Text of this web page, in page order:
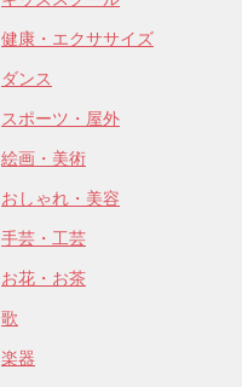
健康・エクササイズ
ダンス
スポーツ・屋外
絵画・美術
おしゃれ・美容
手芸・工芸
お花・お茶
歌
楽器